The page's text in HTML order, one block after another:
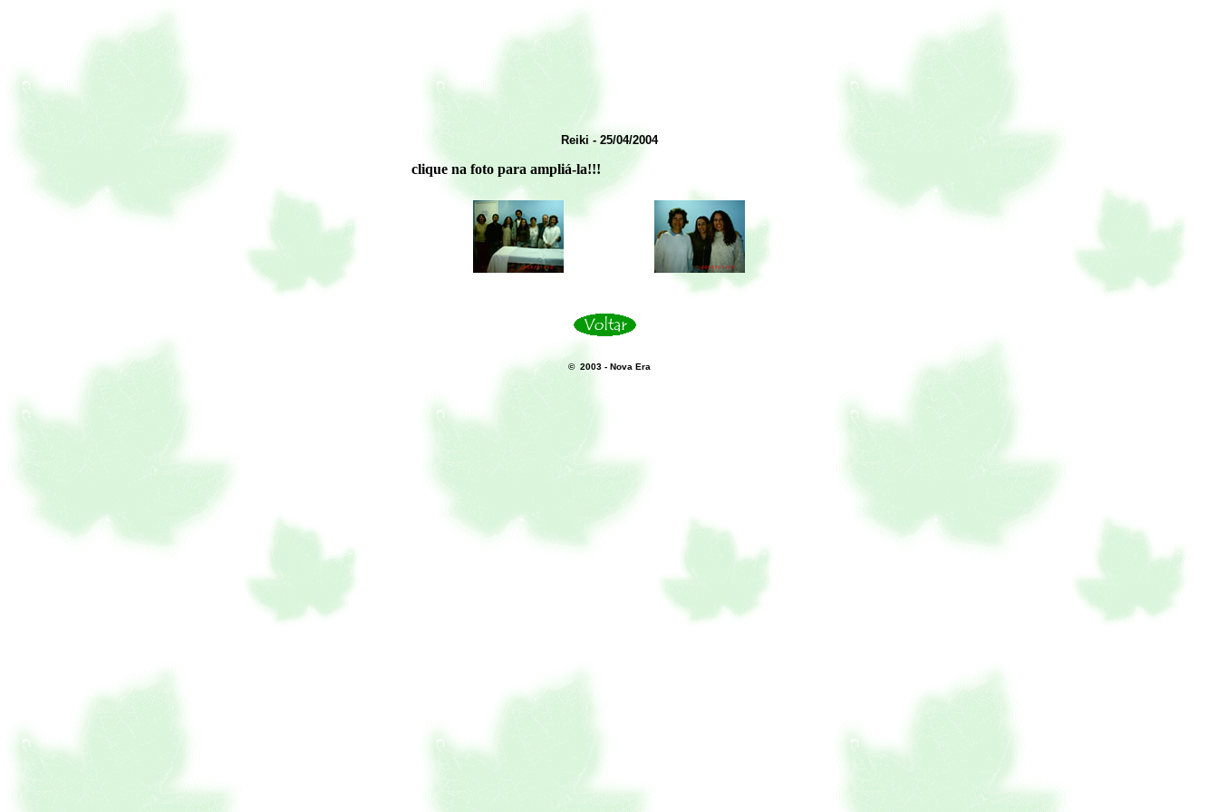
Reiki - 25/04/2004
clique na foto para ampliá-la!!!
© 2003 - Nova Era